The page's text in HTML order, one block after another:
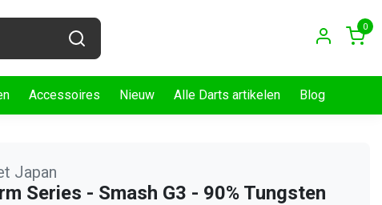
0
Accessoires Nieuw Alle Darts artikelen Blog
Japan
Series - Smash G3 - 90% Tungsten